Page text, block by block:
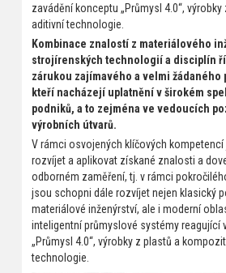
zavádění konceptu „Průmysl 4.0“,
aditivní technologie.
Kombinace znalostí z materiálového
strojírenských technologií a disciplín
zárukou zajímavého a velmi žádaného
kteří nacházejí uplatnění v širokém
podniků, a to zejména ve vedoucích
výrobních útvarů.
V rámci osvojených klíčových
rozvíjet a aplikovat získané znalosti a
odborném zaměření, tj. v rámci
jsou schopni dále rozvíjet nejen klasický
materiálové inženýrství, ale i moderní
inteligentní průmyslové systémy reagující
„Průmysl 4.0“, výrobky z plastů a
technologie.